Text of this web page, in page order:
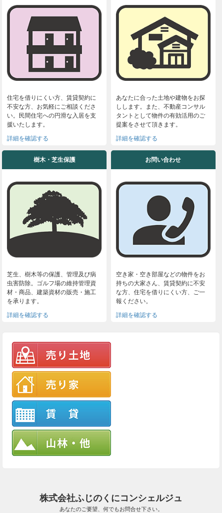
住宅を借りにくい方、賃貸契約に
不安な方、お気軽にご相談くださ
い。民間住宅への円滑な入居を支
援いたします。
詳細を確認する
あなたに合った土地や建物をお探
しします。また、不動産コンサル
タントとして物件の有効活用のご
提案をさせて頂きます。
詳細を確認する
樹木・芝生保護
芝生、樹木等の保護、管理及び病
虫害防除。ゴルフ場の維持管理資
材・商品、建築資材の販売・施工
を承ります。
詳細を確認する
お問い合わせ
空き家・空き部屋などの物件をお
持ちの大家さん、賃貸契約に不安
な方、住宅を借りにくい方、ご一
報ください。
詳細を確認する
株式会社ふじのくにコンシェルジュ
あなたのご要望、何でもお問合せ下さい。